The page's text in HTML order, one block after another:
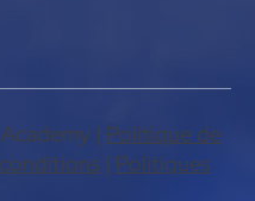
| Politique de
| Politiques